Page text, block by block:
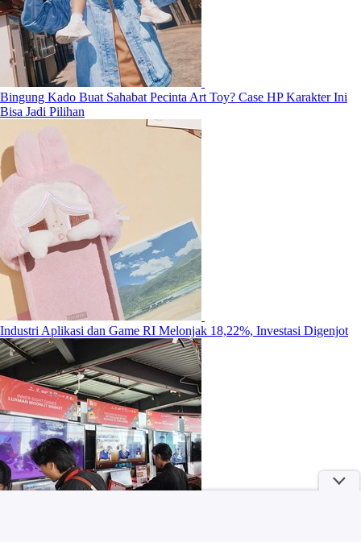
Bingung Kado Buat Sahabat Pecinta Art Toy? Case HP Karakter Ini
Bisa Jadi Pilihan
Industri Aplikasi dan Game RI Melonjak 18,22%, Investasi Digenjot